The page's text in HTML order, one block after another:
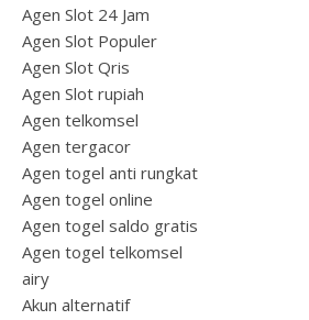
Agen Slot 24 Jam
Agen Slot Populer
Agen Slot Qris
Agen Slot rupiah
Agen telkomsel
Agen tergacor
Agen togel anti rungkat
Agen togel online
Agen togel saldo gratis
Agen togel telkomsel
airy
Akun alternatif